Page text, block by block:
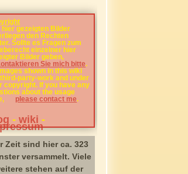
hier gezeigten Bilder
den Rechten
Sollte es Fragen zum
einzelner hier
Bilder geben,
Sie mich bitte.
shown in this wiki
party-work and under
copyright. If you have any
about the usage
please contact me.
-wiki -
Zeit sind hier ca. 323
versammelt. Viele
stehen auf der